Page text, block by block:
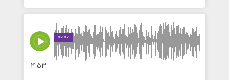
00:00
4:53